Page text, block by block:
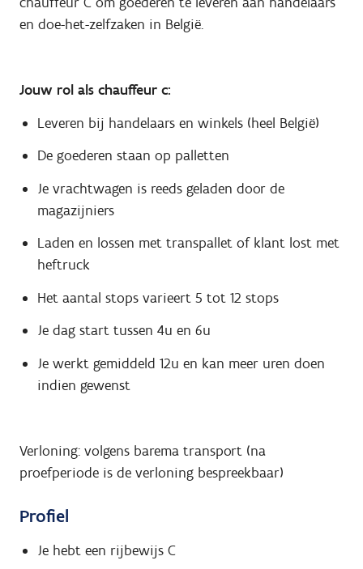
en doe-het-zelfzaken in België.
Jouw rol als chauffeur c:
Leveren bij handelaars en winkels (heel België)
De goederen staan op palletten
Je vrachtwagen is reeds geladen door de
magazijniers
Laden en lossen met transpallet of klant lost met
heftruck
Het aantal stops varieert 5 tot 12 stops
Je dag start tussen 4u en 6u
Je werkt gemiddeld 12u en kan meer uren doen
indien gewenst
Verloning: volgens barema transport (na
proefperiode is de verloning bespreekbaar)
Profiel
Je hebt een rijbewijs C